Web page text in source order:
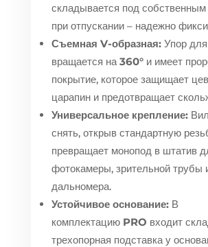
складывается под
при отпускании – надежно
Съемная V-образная:Упор
вращается на360°и имеет
покрытие, которое защищает
царапин и предотвращает
Универсальное крепление:
снять, открыв стандартную
превращает монопод в штатив
фотокамеры, зрительной трубы
дальномера.
Устойчивое основание:В
комплектацию PRO входит
трехопорная подставка у